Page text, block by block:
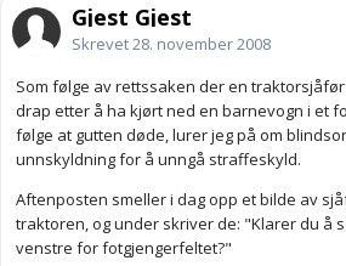
Gjest Gjest
Skrevet28. november 2008
Som følge av rettssaken der en
drap etter å ha kjørt ned en barnevogn i et
følge at gutten døde, lurer jeg på om
unnskyldning for å unngå straffeskyld.
Aftenposten smeller i dag opp et bilde av
traktoren, og under skriver de: "Klarer du å
venstre for fotgjengerfeltet?"